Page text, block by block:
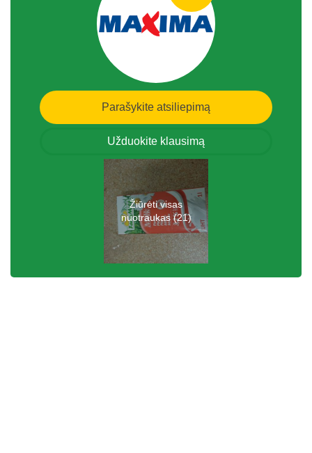
Parašykite atsiliepimą
Užduokite klausimą
Žiūrėti visas
nuotraukas (21)